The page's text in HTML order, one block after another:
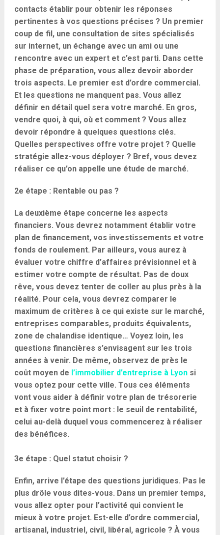
contacts établir pour obtenir les réponses
pertinentes à vos questions précises ? Un premier
coup de fil, une consultation de sites spécialisés
sur internet, un échange avec un ami ou une
rencontre avec un expert et c’est parti. Dans cette
phase de préparation, vous allez devoir aborder
trois aspects. Le premier est d’ordre commercial.
Et les questions ne manquent pas. Vous allez
définir en détail quel sera votre marché. En gros,
vendre quoi, à qui, où et comment ? Vous allez
devoir répondre à quelques questions clés.
Quelles perspectives offre votre projet ? Quelle
stratégie allez-vous déployer ? Bref, vous devez
réaliser ce qu’on appelle une étude de marché.
2e étape : Rentable ou pas ?
La deuxième étape concerne les aspects
financiers. Vous devrez notamment établir votre
plan de financement, vos investissements et votre
fonds de roulement. Par ailleurs, vous aurez à
évaluer votre chiffre d’affaires prévisionnel et à
estimer votre compte de résultat. Pas de doux
rêve, vous devez tenter de coller au plus près à la
réalité. Pour cela, vous devrez comparer le
maximum de critères à ce qui existe sur le marché,
entreprises comparables, produits équivalents,
zone de chalandise identique… Voyez loin, les
questions financières s’envisagent sur les trois
années à venir. De même, observez de près le
coût moyen de l’immobilier d’entreprise à Lyonsi
vous optez pour cette ville. Tous ces éléments
vont vous aider à définir votre plan de trésorerie
et à fixer votre point mort : le seuil de rentabilité,
celui au-delà duquel vous commencerez à réaliser
des bénéfices.
3e étape : Quel statut choisir ?
Enfin, arrive l’étape des questions juridiques. Pas le
plus drôle vous dites-vous. Dans un premier temps,
vous allez opter pour l’activité qui convient le
mieux à votre projet. Est-elle d’ordre commercial,
artisanal, industriel, civil, libéral, agricole ? À vous